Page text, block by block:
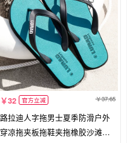
32 官方立减 37.65
路拉迪人字拖男士夏季防滑户外
穿凉拖夹板拖鞋夹拖橡胶沙滩鞋